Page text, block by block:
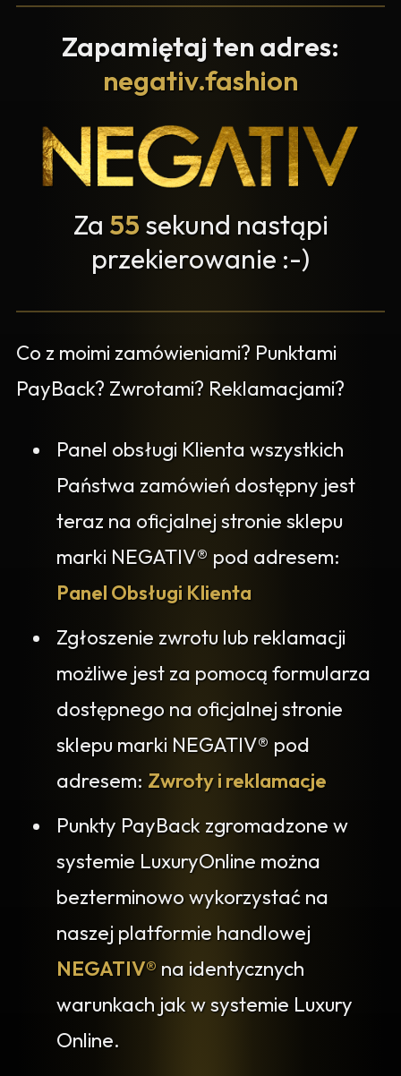
Zapamiętaj ten adres:
negativ.fashion
Za 54 sekund nastąpi
przekierowanie :-)
Co z moimi zamówieniami? Punktami
PayBack? Zwrotami? Reklamacjami?
Panel obsługi Klienta wszystkich
Państwa zamówień dostępny jest
teraz na oficjalnej stronie sklepu
marki NEGATIV® pod adresem:
Panel Obsługi Klienta
Zgłoszenie zwrotu lub reklamacji
możliwe jest za pomocą formularza
dostępnego na oficjalnej stronie
sklepu marki NEGATIV® pod
adresem: Zwroty i reklamacje
Punkty PayBack zgromadzone w
systemie LuxuryOnline można
bezterminowo wykorzystać na
naszej platformie handlowej
NEGATIV® na identycznych
warunkach jak w systemie Luxury
Online.